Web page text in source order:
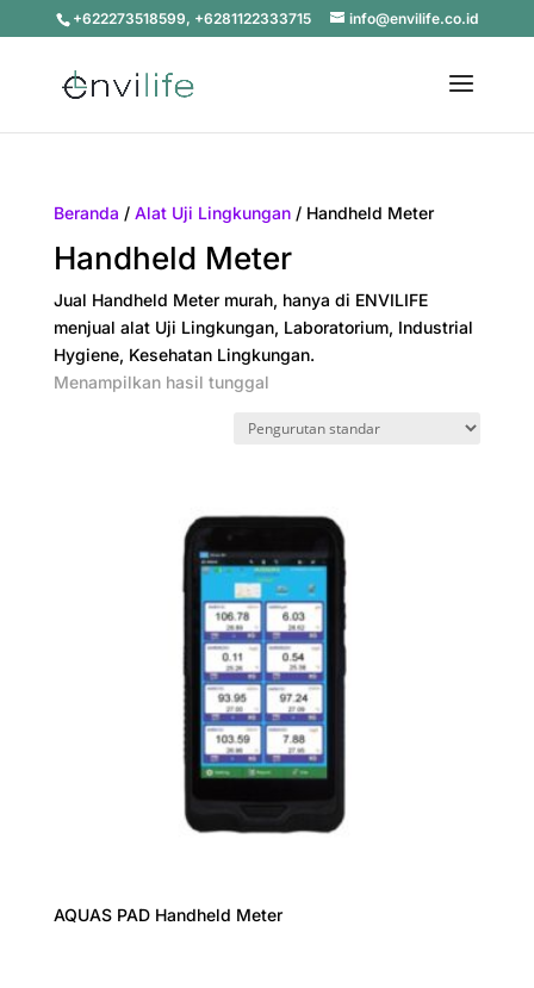
+622273518599, +6281122333715 info@envilife.co.id
Beranda / Alat Uji Lingkungan/ Handheld Meter
Handheld Meter
Jual Handheld Meter murah, hanya di ENVILIFE
menjual alat Uji Lingkungan, Laboratorium, Industrial
Hygiene, Kesehatan Lingkungan.
Menampilkan hasil tunggal
AQUAS PAD Handheld Meter